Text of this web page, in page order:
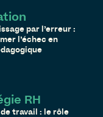
par l’erreur :
l’échec en
RH
de travail : le rôle